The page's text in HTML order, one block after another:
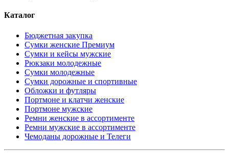
Каталог
Бюджетная закупка
Сумки женские Премиум
Сумки и кейсы мужские
Рюкзаки молодежные
Сумки молодежные
Сумки дорожные и спортивные
Обложки и футляры
Портмоне и клатчи женские
Портмоне мужские
Ремни женские в ассортименте
Ремни мужские в ассортименте
Чемоданы дорожные и Телеги